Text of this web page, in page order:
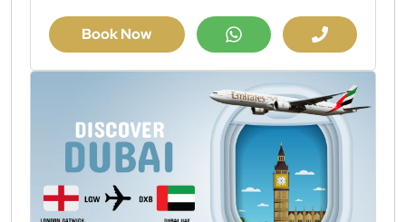
Book Now